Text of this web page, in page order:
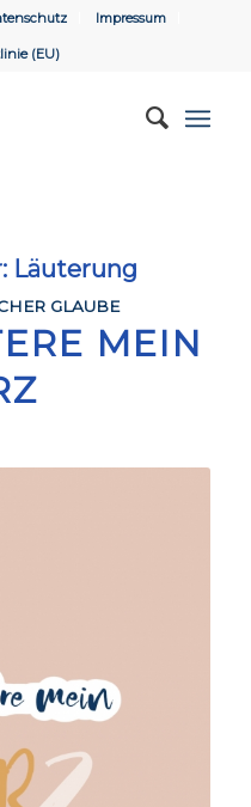
Impressum
(EU)
Läuterung
GLAUBE
MEIN